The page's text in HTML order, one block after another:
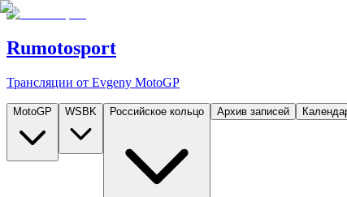
Rumotosport
Трансляции от Evgeny MotoGP
MotoGP WSBK Российское кольцо Архив записей